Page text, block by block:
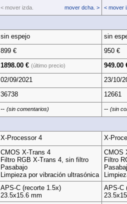
< mover izda. mover dcha. > < mover
sin espejo
sin
899 €
950 €
1898.00 € (último precio)
949.00
02/09/2021
23/10/
36738
12661
-- (sin comentarios) -- (sin
X-Processor 4
X-
CMOS X-Trans 4
Filtro RGB X-Trans 4, sin filtro
Pasabajo
Limpieza por vibración ultrasónica
CMOS
Filtro
APS-C (recorte 1.5x)
23.5x15.6 mm
APS-C